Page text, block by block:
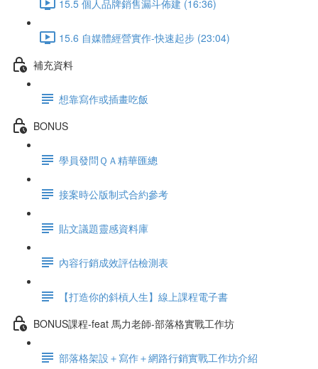
15.5 個人品牌銷售漏斗佈建 (16:36)
15.6 自媒體經營實作-快速起步 (23:04)
補充資料
想靠寫作或插畫吃飯
BONUS
學員發問ＱＡ精華匯總
接案時公版制式合約參考
貼文議題靈感資料庫
內容行銷成效評估檢測表
【打造你的斜槓人生】線上課程電子書
BONUS課程-feat 馬力老師-部落格實戰工作坊
部落格架設＋寫作＋網路行銷實戰工作坊介紹